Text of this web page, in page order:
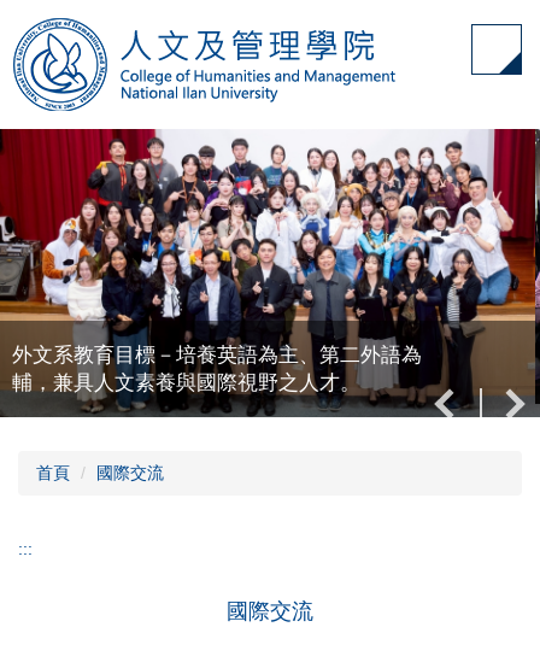
到
主
要
外文系教育目標－培養英語為主、第二外語為
輔，兼具人文素養與國際視野之人才。
首頁 國際交流
:::
國際交流